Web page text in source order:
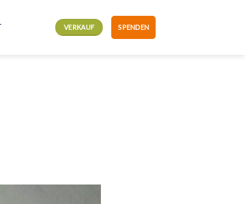
VERKAUF SPENDEN